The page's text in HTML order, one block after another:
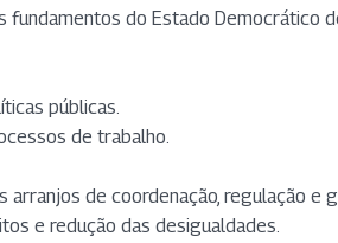
do Estado Democrático
públicas.
de trabalho.
de coordenação, regulação e
e redução das desigualdades.